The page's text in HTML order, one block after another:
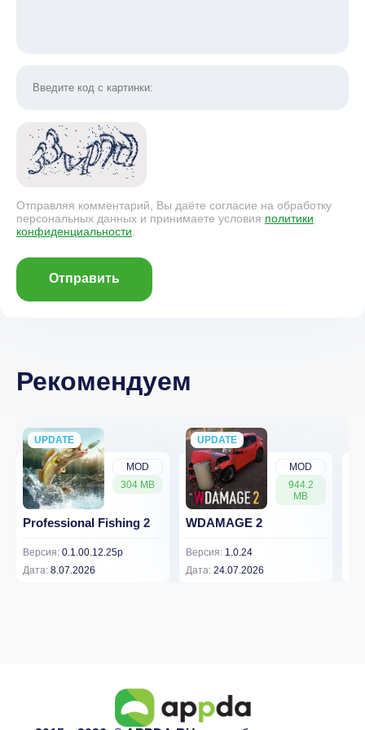
Отправляя комментарий, Вы даёте согласие на обработку
персональных данных и принимаете условия политики
конфиденциальности
Отправить
Рекомендуем
MOD
304 MB
UPDATE
NEW
Professional Fishing 2
Версия: 0.1.00.12.25p
Дата: 8.07.2026
MOD
944.2
MB
UPDATE
NEW
WDAMAGE 2
Версия: 1.0.24
Дата: 24.07.2026